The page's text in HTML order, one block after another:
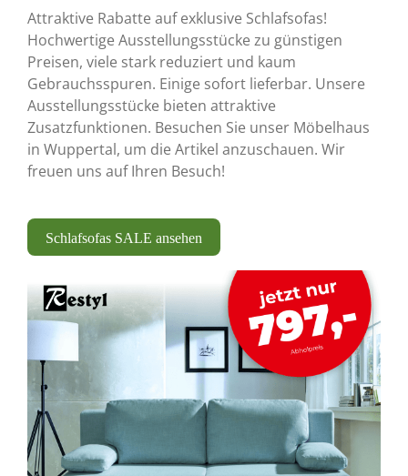
Attraktive Rabatte auf exklusive Schlafsofas!
Hochwertige Ausstellungsstücke zu günstigen
Preisen, viele stark reduziert und kaum
Gebrauchsspuren. Einige sofort lieferbar. Unsere
Ausstellungsstücke bieten attraktive
Zusatzfunktionen. Besuchen Sie unser Möbelhaus
in Wuppertal, um die Artikel anzuschauen. Wir
freuen uns auf Ihren Besuch!
Schlafsofas SALE ansehen